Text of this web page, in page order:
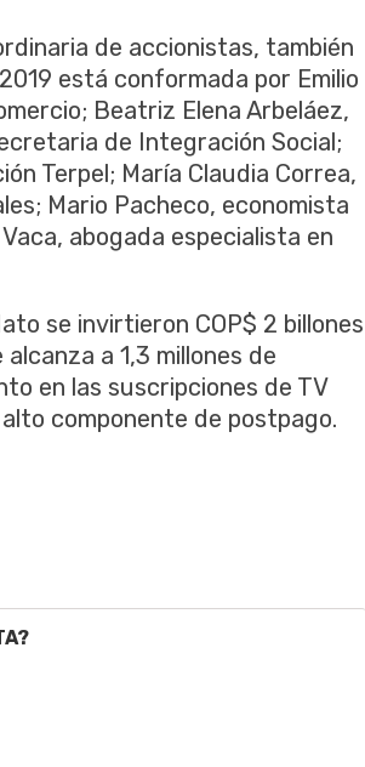
de accionistas, también
está conformada por Emilio
Beatriz Elena Arbeláez,
de Integración Social;
Terpel; María Claudia Correa,
Mario Pacheco, economista
abogada especialista en
se invirtieron COP$ 2 billones
a 1,3 millones de
en las suscripciones de TV
componente de postpago.